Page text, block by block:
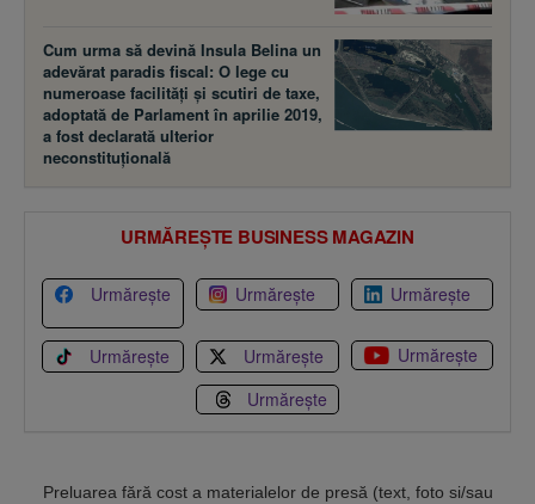
Cum urma să devină Insula Belina un
adevărat paradis fiscal: O lege cu
numeroase facilităţi şi scutiri de taxe,
adoptată de Parlament în aprilie 2019,
a fost declarată ulterior
neconstituţională
URMĂREȘTE BUSINESS MAGAZIN
Urmărește Urmărește Urmărește
Urmărește Urmărește
Urmărește
Urmărește
Preluarea fără cost a materialelor de presă (text, foto si/sau